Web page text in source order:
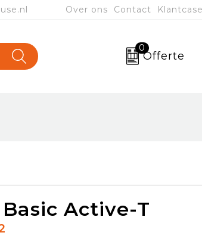
Over ons Contact
0
Offerte
Active-T